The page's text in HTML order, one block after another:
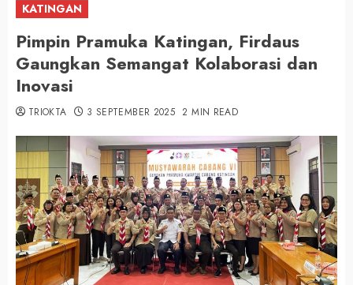
KATINGAN
Pimpin Pramuka Katingan, Firdaus
Gaungkan Semangat Kolaborasi dan
Inovasi
TRIOKTA 3 SEPTEMBER 2025 2 MIN READ